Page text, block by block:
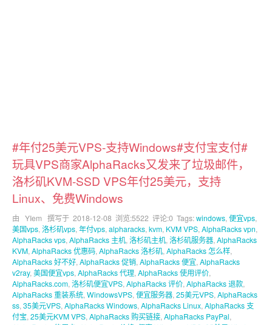
#年付25美元VPS-支持Windows#支付宝支付#
玩具VPS商家AlphaRacks又发来了垃圾邮件，
洛杉矶KVM-SSD VPS年付25美元，支持
Linux、免费Windows
由 YIem 撰写于 2018-12-08 浏览:5522 评论:0 Tags:windows, 便宜vps,
美国vps, 洛杉矶vps, 年付vps, alpharacks, kvm, KVM VPS, AlphaRacks vpn,
AlphaRacks vps, AlphaRacks 主机, 洛杉矶主机, 洛杉矶服务器, AlphaRacks
KVM, AlphaRacks 优惠码, AlphaRacks 洛杉矶, AlphaRacks 怎么样,
AlphaRacks 好不好, AlphaRacks 促销, AlphaRacks 便宜, AlphaRacks
v2ray, 美国便宜vps, AlphaRacks 代理, AlphaRacks 使用评价,
AlphaRacks.com, 洛杉矶便宜VPS, AlphaRacks 评价, AlphaRacks 退款,
AlphaRacks 重装系统, WindowsVPS, 便宜服务器, 25美元VPS, AlphaRacks
ss, 35美元VPS, AlphaRacks Windows, AlphaRacks Linux, AlphaRacks 支
付宝, 25美元KVM VPS, AlphaRacks 购买链接, AlphaRacks PayPal,